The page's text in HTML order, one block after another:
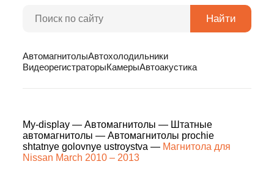
Найти
АвтомагнитолыАвтохолодильники
ВидеорегистраторыКамерыАвтоакустика
My-display — Автомагнитолы — Штатные
автомагнитолы — Автомагнитолы prochie
shtatnye golovnye ustroystva — Магнитола для
Nissan March 2010 – 2013